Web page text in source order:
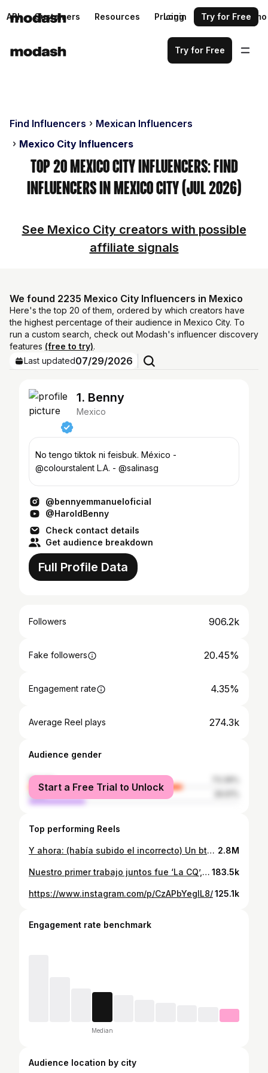
API Customers Resources Pricing Request a demo
Login Try for Free
Try for Free
Find Influencers
Mexican Influencers
Mexico City Influencers
Top 20 Mexico City Influencers: Find
Influencers in Mexico City (Jul 2026)
See Mexico City creators with possible
affiliate signals
We found 2235 Mexico City Influencers in Mexico
Here's the top 20 of them, ordered by which creators have
the highest percentage of their audience in Mexico City. To
run a custom search, check out Modash's influencer discovery
features (free to try).
Last updated07/29/2026
1. Benny
Mexico
No tengo tiktok ni feisbuk. México -
@colourstalent L.A. - @salinasg
@bennyemmanueloficial
@HaroldBenny
Check contact details
Get audience breakdown
Full Profile Data
Followers 906.2k
Fake followers 20.45%
Engagement rate 4.35%
Average Reel plays 274.3k
Audience gender
female
male
Start a Free Trial to Unlock
Top performing Reels
Y ahora: (había subido el incorrecto) Un bts (bijain de sins) de ‘La Leyenda de Los Chaneques’ de @helloanima, en donde hago la voz de Leo San Juan. Estrena el 14 de Julio en @vix ¡no se la pierdan con la family! 2.8M
Nuestro primer trabajo juntos fue ‘La CQ’, luego, nuestro canal de YouTube y hasta ahora tuvimos la oportunidad de contar otra historia juntos. Qué bueno que nos quedamos en el casting de ‘Los casi ídolos de Bahía Colorada’. Espero la hayan disfrutado mucho, porque para nosotros fue un sueño contar esta historia de la mano de Netflix, Alebrije, Ricardo Castro, Angello Faccini, María Alejandra Herrera, Mónica Chirinos y todos nuestros compañeros que queremos mucho. ¡Por más historias trabajando juntos!Califíquennos con dos manitas en Netflix, porque queremos hacer más pelis, jejetl 🌝 ¿Les latería un video de YouTube contando nuestra experiencia? déjalos en los comennnns plox, bai. 183.5k
https://www.instagram.com/p/CzAPbYeglL8/125.1k
Engagement rate benchmark
Median
Audience location by city